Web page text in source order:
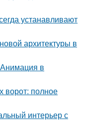
устанавливают
архитектуры в
в
ворот: полное
интерьер с